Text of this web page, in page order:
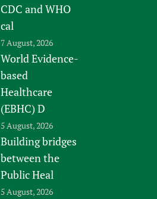
CDC and WHO
cal
7 August, 2026
World Evidence-
based
Healthcare
(EBHC) D
5 August, 2026
Building bridges
between the
Public Heal
5 August, 2026